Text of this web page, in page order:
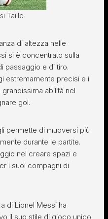
Taille
di altezza nelle
si è concentrato sulla
passaggio e di tiro.
estremamente precisi e i
abilità nel
gol.
permette di muoversi più
durante le partite.
nel creare spazi e
i suoi compagni di
di Lionel Messi ha
il suo stile di gioco unico.